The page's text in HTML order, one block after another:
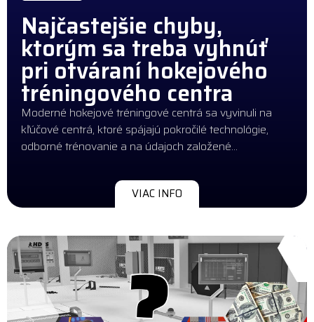
Najčastejšie chyby,
ktorým sa treba vyhnúť
pri otváraní hokejového
tréningového centra
Moderné hokejové tréningové centrá sa vyvinuli na
kľúčové centrá, ktoré spájajú pokročilé technológie,
odborné trénovanie a na údajoch založené…
VIAC INFO